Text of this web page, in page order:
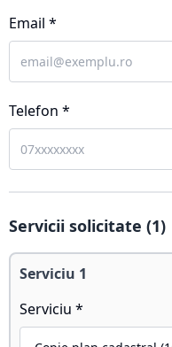
Email *
Telefon *
Servicii solicitate (1)
Serviciu 1
Serviciu *